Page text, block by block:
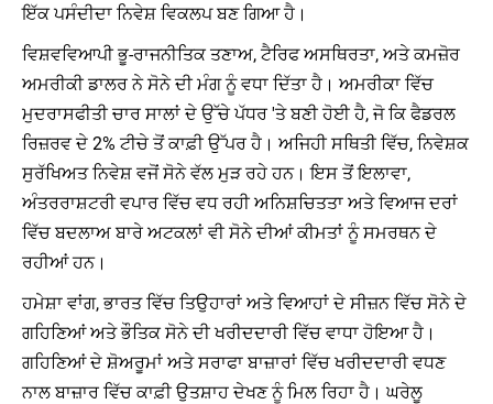
ਇੱਕ ਪਸੰਦੀਦਾ ਨਿਵੇਸ਼ ਵਿਕਲਪ ਬਣ ਗਿਆ ਹੈ।
ਵਿਸ਼ਵਵਿਆਪੀ ਭੂ-ਰਾਜਨੀਤਿਕ ਤਣਾਅ, ਟੈਰਿਫ ਅਸਥਿਰਤਾ, ਅਤੇ ਕਮਜ਼ੋਰ
ਅਮਰੀਕੀ ਡਾਲਰ ਨੇ ਸੋਨੇ ਦੀ ਮੰਗ ਨੂੰ ਵਧਾ ਦਿੱਤਾ ਹੈ। ਅਮਰੀਕਾ ਵਿੱਚ
ਮੁਦਰਾਸਫੀਤੀ ਚਾਰ ਸਾਲਾਂ ਦੇ ਉੱਚੇ ਪੱਧਰ 'ਤੇ ਬਣੀ ਹੋਈ ਹੈ, ਜੋ ਕਿ ਫੈਡਰਲ
ਰਿਜ਼ਰਵ ਦੇ 2% ਟੀਚੇ ਤੋਂ ਕਾਫ਼ੀ ਉੱਪਰ ਹੈ। ਅਜਿਹੀ ਸਥਿਤੀ ਵਿੱਚ, ਨਿਵੇਸ਼ਕ
ਸੁਰੱਖਿਅਤ ਨਿਵੇਸ਼ ਵਜੋਂ ਸੋਨੇ ਵੱਲ ਮੁੜ ਰਹੇ ਹਨ। ਇਸ ਤੋਂ ਇਲਾਵਾ,
ਅੰਤਰਰਾਸ਼ਟਰੀ ਵਪਾਰ ਵਿੱਚ ਵਧ ਰਹੀ ਅਨਿਸ਼ਚਿਤਤਾ ਅਤੇ ਵਿਆਜ ਦਰਾਂ
ਵਿੱਚ ਬਦਲਾਅ ਬਾਰੇ ਅਟਕਲਾਂ ਵੀ ਸੋਨੇ ਦੀਆਂ ਕੀਮਤਾਂ ਨੂੰ ਸਮਰਥਨ ਦੇ
ਰਹੀਆਂ ਹਨ।
ਹਮੇਸ਼ਾ ਵਾਂਗ, ਭਾਰਤ ਵਿੱਚ ਤਿਉਹਾਰਾਂ ਅਤੇ ਵਿਆਹਾਂ ਦੇ ਸੀਜ਼ਨ ਵਿੱਚ ਸੋਨੇ ਦੇ
ਗਹਿਣਿਆਂ ਅਤੇ ਭੌਤਿਕ ਸੋਨੇ ਦੀ ਖਰੀਦਦਾਰੀ ਵਿੱਚ ਵਾਧਾ ਹੋਇਆ ਹੈ।
ਗਹਿਣਿਆਂ ਦੇ ਸ਼ੋਅਰੂਮਾਂ ਅਤੇ ਸਰਾਫਾ ਬਾਜ਼ਾਰਾਂ ਵਿੱਚ ਖਰੀਦਦਾਰੀ ਵਧਣ
ਨਾਲ ਬਾਜ਼ਾਰ ਵਿੱਚ ਕਾਫ਼ੀ ਉਤਸ਼ਾਹ ਦੇਖਣ ਨੂੰ ਮਿਲ ਰਿਹਾ ਹੈ। ਘਰੇਲੂ